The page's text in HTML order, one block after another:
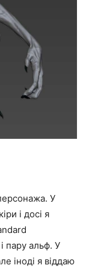
У
і досі я
пару альф. У
іноді я віддаю